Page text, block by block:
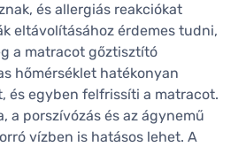
és allergiás reakciókat
eltávolításához érdemes tudni,
a matracot gőztisztító
hőmérséklet hatékonyan
és egyben felfrissíti a matracot.
a porszívózás és az ágynemű
vízben is hatásos lehet. A